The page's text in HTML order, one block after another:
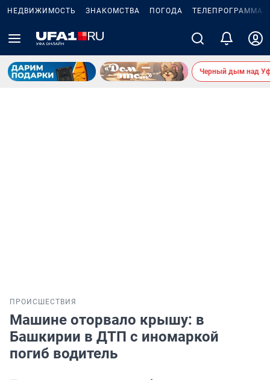
НЕДВИЖИМОСТЬ ЗНАКОМСТВА ПОГОДА ТЕЛЕПРОГРАММА
Черный дым над
ПРОИСШЕСТВИЯ
Машине оторвало крышу: в
Башкирии в ДТП с иномаркой
погиб водитель